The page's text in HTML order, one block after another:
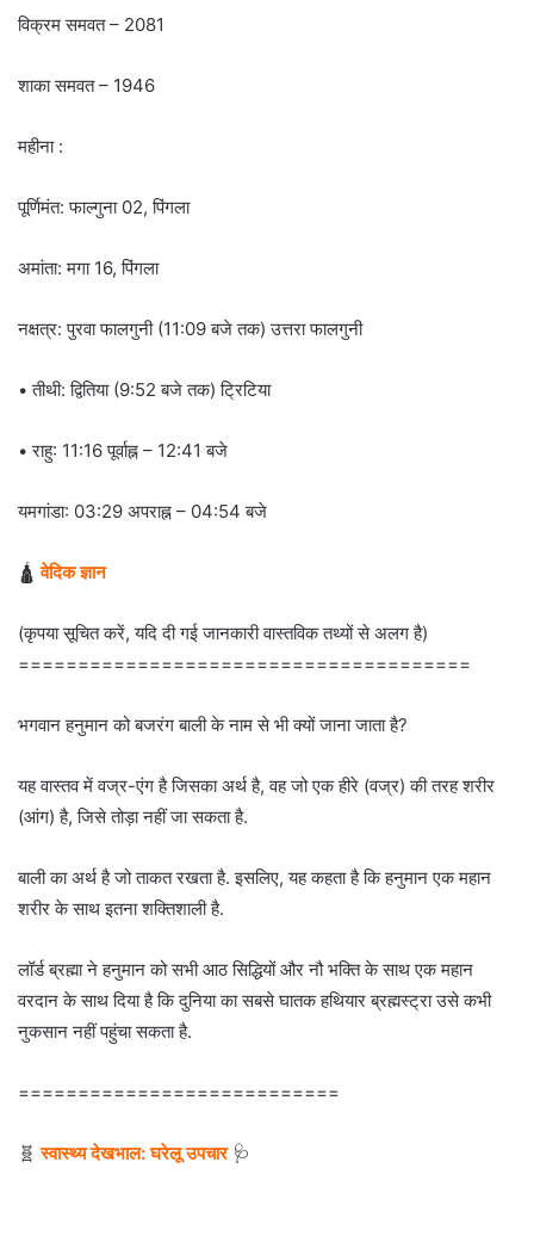
विक्रम समवत – 2081
शाका समवत – 1946
महीना :
पूर्णिमंत: फाल्गुना 02, पिंगला
अमांता: मगा 16, पिंगला
नक्षत्र: पुरवा फालगुनी (11:09 बजे तक) उत्तरा फालगुनी
• तीथी: द्वितिया (9:52 बजे तक) ट्रिटिया
• राहु: 11:16 पूर्वाह्न – 12:41 बजे
यमगांडा: 03:29 अपराह्न – 04:54 बजे
🛕वेदिक ज्ञान
(कृपया सूचित करें, यदि दी गई जानकारी वास्तविक तथ्यों से अलग है)
======================================
भगवान हनुमान को बजरंग बाली के नाम से भी क्यों जाना जाता है?
यह वास्तव में वज्र-एंग है जिसका अर्थ है, वह जो एक हीरे (वज्र) की तरह शरीर
(आंग) है, जिसे तोड़ा नहीं जा सकता है.
बाली का अर्थ है जो ताकत रखता है. इसलिए, यह कहता है कि हनुमान एक महान
शरीर के साथ इतना शक्तिशाली है.
लॉर्ड ब्रह्मा ने हनुमान को सभी आठ सिद्धियों और नौ भक्ति के साथ एक महान
वरदान के साथ दिया है कि दुनिया का सबसे घातक हथियार ब्रह्मस्ट्रा उसे कभी
नुकसान नहीं पहुंचा सकता है.
===========================
🧬स्वास्थ्य देखभाल: घरेलू उपचार 🩺